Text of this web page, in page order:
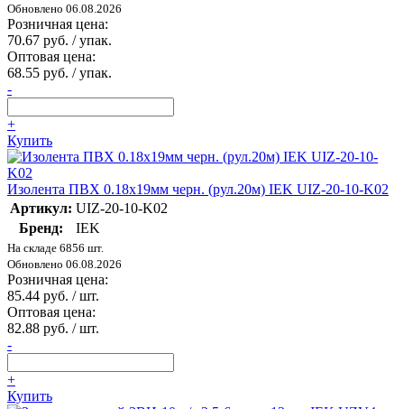
Обновлено 06.08.2026
Розничная цена:
70.67 руб. / упак.
Оптовая цена:
68.55 руб. / упак.
-
+
Купить
Изолента ПВХ 0.18х19мм черн. (рул.20м) IEK UIZ-20-10-K02
Артикул: UIZ-20-10-K02
Бренд:
IEK
На складе 6856 шт.
Обновлено 06.08.2026
Розничная цена:
85.44 руб. / шт.
Оптовая цена:
82.88 руб. / шт.
-
+
Купить